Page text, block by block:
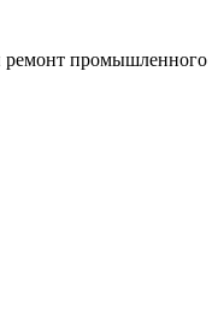
ремонт промышленного